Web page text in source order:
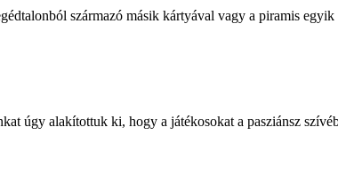
származó másik kártyával vagy a piramis
úgy alakítottuk ki, hogy a játékosokat a pasziánsz